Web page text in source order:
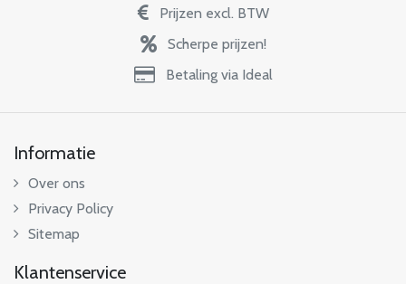
Prijzen excl. BTW
Scherpe prijzen!
Betaling via Ideal
Informatie
Over ons
Privacy Policy
Sitemap
Klantenservice